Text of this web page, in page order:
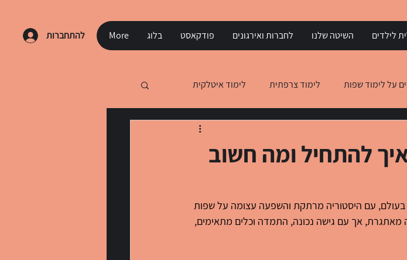
לילדים השיטה שלנו לחברות ואירגונים פודקאסט בלוג More להתחברות
על לימוד שפות לימוד צרפתית לימוד איטלקית
איך להתחיל ומה חשוב
עם היסטוריה מרתקת והשפעה עצומה על שפות
מאתגרת, אך עם גישה נכונה, התמדה וכלים מתאימים,